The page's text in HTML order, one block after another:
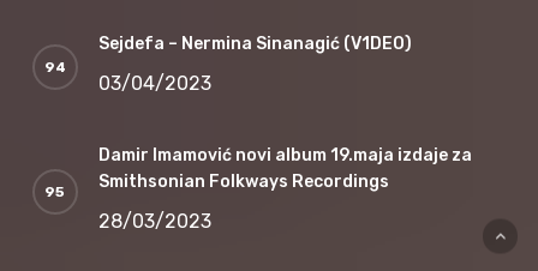
Sejdefa – Nermina Sinanagić (V1DEO)
03/04/2023
Damir Imamović novi album 19.maja izdaje za
Smithsonian Folkways Recordings
28/03/2023